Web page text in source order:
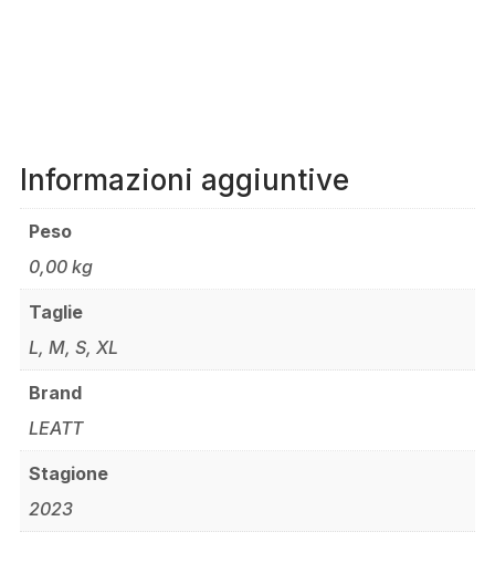
Informazioni aggiuntive
Peso
0,00 kg
Taglie
L, M, S, XL
Brand
LEATT
Stagione
2023